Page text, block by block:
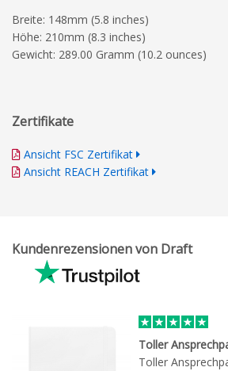
Breite: 148mm (5.8 inches)
Höhe: 210mm (8.3 inches)
Gewicht: 289.00 Gramm (10.2 ounces)
Zertifikate
Ansicht FSC Zertifikat
Ansicht REACH Zertifikat
Kundenrezensionen von Draft
Toller
Toller